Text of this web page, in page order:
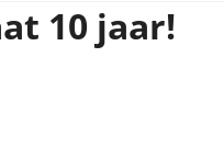
10 jaar!